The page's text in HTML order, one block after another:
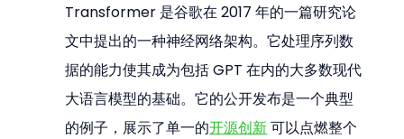
Transformer 是谷歌在 2017 年的一篇研究论
文中提出的一种神经网络架构。它处理序列数
据的能力使其成为包括 GPT 在内的大多数现代
大语言模型的基础。它的公开发布是一个典型
的例子，展示了单一的开源创新 可以点燃整个